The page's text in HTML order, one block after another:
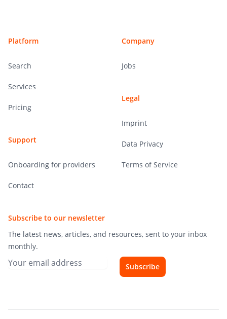
Platform
Search
Services
Pricing
Support
Onboarding for providers
Contact
Company
Jobs
Legal
Imprint
Data Privacy
Terms of Service
Subscribe to our newsletter
The latest news, articles, and resources, sent to your inbox
monthly.
Subscribe